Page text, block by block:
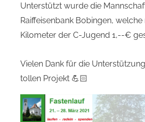
Unterstützt wurde die
Raiffeisenbank Bobingen,
Kilometer der C-Jugend 1,--€
Vielen Dank für die
tollen Projekt 💪🏻